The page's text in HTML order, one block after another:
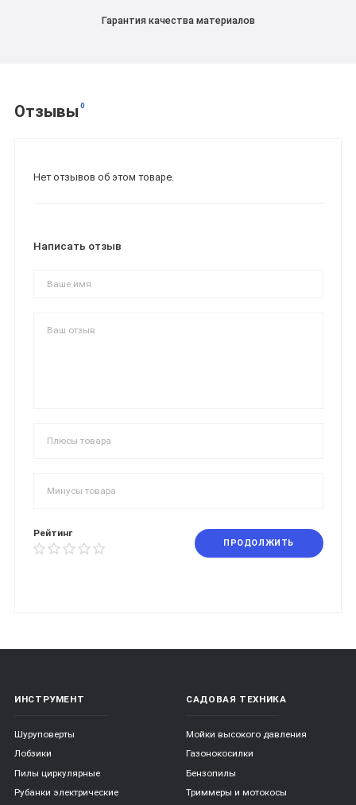
Гарантия качества материалов
Отзывы 0
Нет отзывов об этом товаре.
Написать отзыв
Рейтинг
ПРОДОЛЖИТЬ
ИНСТРУМЕНТ
Шуруповерты
Лобзики
Пилы циркулярные
Рубанки электрические
САДОВАЯ ТЕХНИКА
Мойки высокого давления
Газонокосилки
Бензопилы
Триммеры и мотокосы